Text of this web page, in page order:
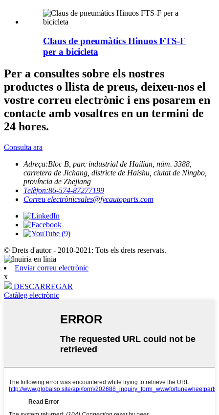
Claus de pneumàtics Hinuos FTS-F
per a bicicleta
Per a consultes sobre els nostres
productes o llista de preus, deixeu-nos el
vostre correu electrònic i ens posarem en
contacte amb vosaltres en un termini de
24 hores.
Consulta ara
Adreça:Bloc B, parc industrial de Hailian, núm. 3388,
carretera de Jichang, districte de Haishu, ciutat de Ningbo,
província de Zhejiang
Telèfon:86-574-87277199
Correu electrònicsales@fycautoparts.com
© Drets d'autor - 2010-2021: Tots els drets reservats.
Enviar correu electrònic
x
DESCARREGAR
Catàleg electrònic